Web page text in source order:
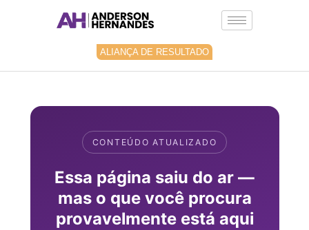
ALIANÇA DE RESULTADO
CONTEÚDO ATUALIZADO
Essa página saiu do ar —
mas o que você procura
provavelmente está aqui